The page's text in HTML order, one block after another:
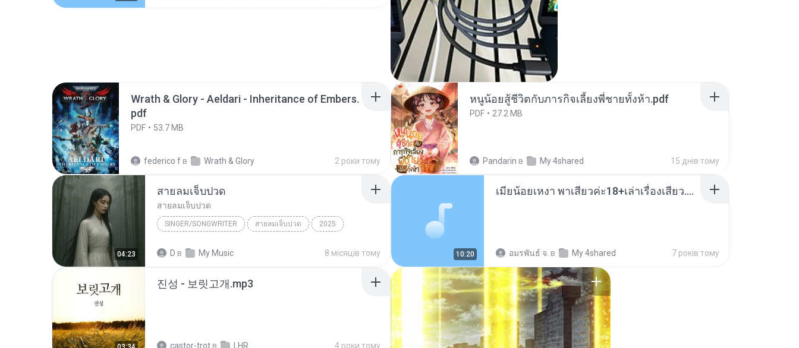
Wrath & Glory - Aeldari - Inheritance of Embers.
pdf
PDF 53.7 MB
federico f в Wrath & Glory 2 роки тому
หนูน้อยสู้ชีวิตกับภารกิจเลี้ยงพี่ชายทั้งห้า.pdf
PDF 27.2 MB
Pandarin в My 4shared 15 днів тому
04:23
สายลมเจ็บปวด
สายลมเจ็บปวด
SINGER/SONGWRITER สายลมเจ็บปวด 2025
D в My Music 8 місяців тому 10:20
เมียน้อยเหงา พาเสียวค่ะ18+เล่าเรื่องเสียว.mp3
อมรพันธ์ จ. в My 4shared 7 років тому
진성 - 보릿고개.mp3
castor-trot в LHR 4 роки тому